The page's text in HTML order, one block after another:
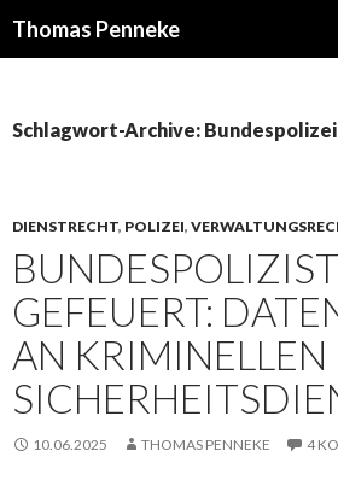
Thomas Penneke
Schlagwort-Archive: Bundespolizei
DIENSTRECHT, POLIZEI,
BUNDESPOLIZIST
GEFEUERT:
AN KRIMINELLEN
10.06.2025 THOMAS PENNEKE 4